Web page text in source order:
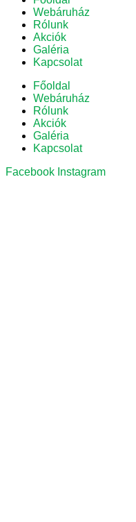
Webáruház
Rólunk
Akciók
Galéria
Kapcsolat
Főoldal
Webáruház
Rólunk
Akciók
Galéria
Kapcsolat
Facebook Instagram